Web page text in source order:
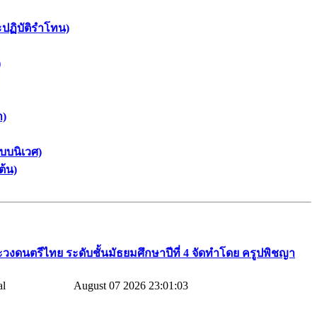
ฏิบัติรำโทน)
)
บนิเวศ)
น)
วงดนตรีไทย​ ระดับชั้นมัธยมศึกษาปีที่​ 4​ จัดทำโดย​ ครูปพิชญา​
August 07 2026 23:01:03